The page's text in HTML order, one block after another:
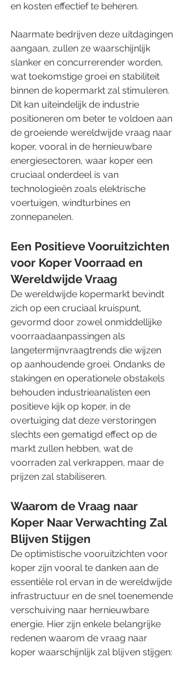
en kosten effectief te beheren.
Naarmate bedrijven deze uitdagingen
aangaan, zullen ze waarschijnlijk
slanker en concurrerender worden,
wat toekomstige groei en stabiliteit
binnen de kopermarkt zal stimuleren.
Dit kan uiteindelijk de industrie
positioneren om beter te voldoen aan
de groeiende wereldwijde vraag naar
koper, vooral in de hernieuwbare
energiesectoren, waar koper een
cruciaal onderdeel is van
technologieën zoals elektrische
voertuigen, windturbines en
zonnepanelen.
Een Positieve Vooruitzichten
voor Koper Voorraad en
Wereldwijde Vraag
De wereldwijde kopermarkt bevindt
zich op een cruciaal kruispunt,
gevormd door zowel onmiddellijke
voorraadaanpassingen als
langetermijnvraagtrends die wijzen
op aanhoudende groei. Ondanks de
stakingen en operationele obstakels
behouden industrieanalisten een
positieve kijk op koper, in de
overtuiging dat deze verstoringen
slechts een gematigd effect op de
markt zullen hebben, wat de
voorraden zal verkrappen, maar de
prijzen zal stabiliseren.
Waarom de Vraag naar
Koper Naar Verwachting Zal
Blijven Stijgen
De optimistische vooruitzichten voor
koper zijn vooral te danken aan de
essentiële rol ervan in de wereldwijde
infrastructuur en de snel toenemende
verschuiving naar hernieuwbare
energie. Hier zijn enkele belangrijke
redenen waarom de vraag naar
koper waarschijnlijk zal blijven stijgen: